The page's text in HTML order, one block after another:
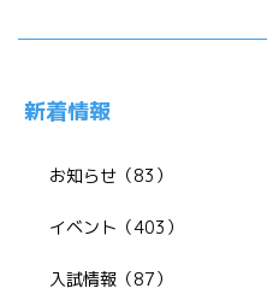
新着情報
お知らせ（83）
イベント（403）
入試情報（87）